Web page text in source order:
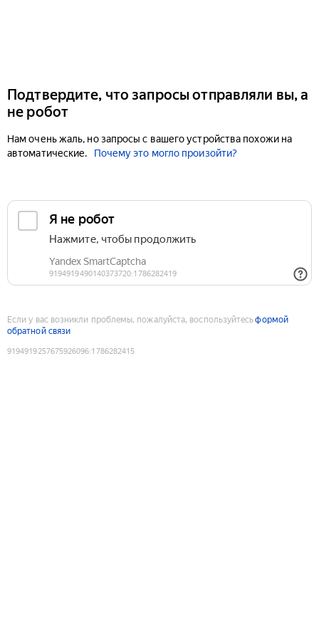
Подтвердите, что запросы отправляли вы, а
не робот
Нам очень жаль, но запросы с вашего устройства похожи на
автоматические.
Почему это могло произойти?
Если у вас возникли проблемы, пожалуйста, воспользуйтесьформой
обратной связи
9194919257675926096:1786282415